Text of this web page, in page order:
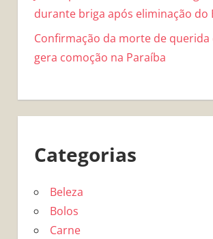
durante briga após eliminação do
Confirmação da morte de
gera comoção na Paraíba
Categorias
Beleza
Bolos
Carne